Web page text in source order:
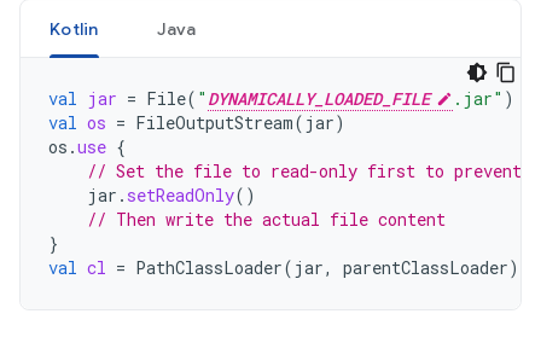
Kotlin Java
val jar = File( " DYNAMICALLY_LOADED_FILE .jar" )
val os = FileOutputStream( jar)
os .use {
// Set the file to read-only first to prevent
jar . setReadOnly()
// Then write the actual file content
}
val cl = PathClassLoader( jar, parentClassLoader)